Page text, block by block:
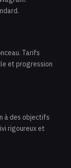
Tarifs
et progression
à des objectifs
rigoureux et